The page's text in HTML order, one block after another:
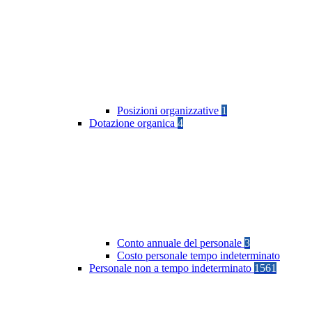
Posizioni organizzative 1
Dotazione organica 4
Conto annuale del personale 3
Costo personale tempo indeterminato
Personale non a tempo indeterminato 1561